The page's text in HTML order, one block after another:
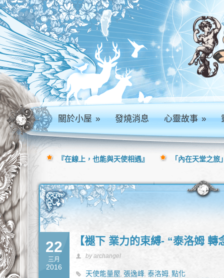
關於小屋» 發燒消息 心靈故事»
22
三月
2016
【褪下 業力的束縛- “泰洛姆 轉
by archangel
天使能量屋, 張逸峰,泰洛姆,點化
『在線上，也能與天使相遇』 「內在天堂之